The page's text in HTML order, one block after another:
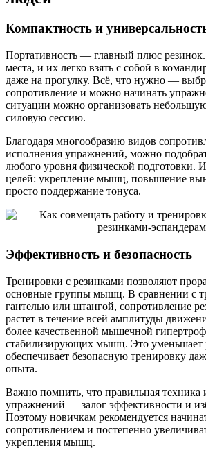
Компактность и
Портативность — главный плюс
места, и их легко взять с собой в
даже на прогулку. Всё, что нужно —
сопротивление и можно начинать
ситуации можно организовать
силовую сессию.
Благодаря многообразию видов
исполнения упражнений, можно
любого уровня физической подготовки.
целей: укрепление мышц, повышение
просто поддержание тонуса.
Эффективность и безопасность
Тренировки с резинками позволяют
основные группы мышц. В сравнении с
гантелью или штангой, сопротивление
растет в течение всей амплитуды
более качественной мышечной
стабилизирующих мышц. Это уменьшает
обеспечивает безопасную тренировку
опыта.
Важно помнить, что правильная техника
упражнений — залог эффективности и
Поэтому новичкам рекомендуется
сопротивлением и постепенно
укрепления мышц.